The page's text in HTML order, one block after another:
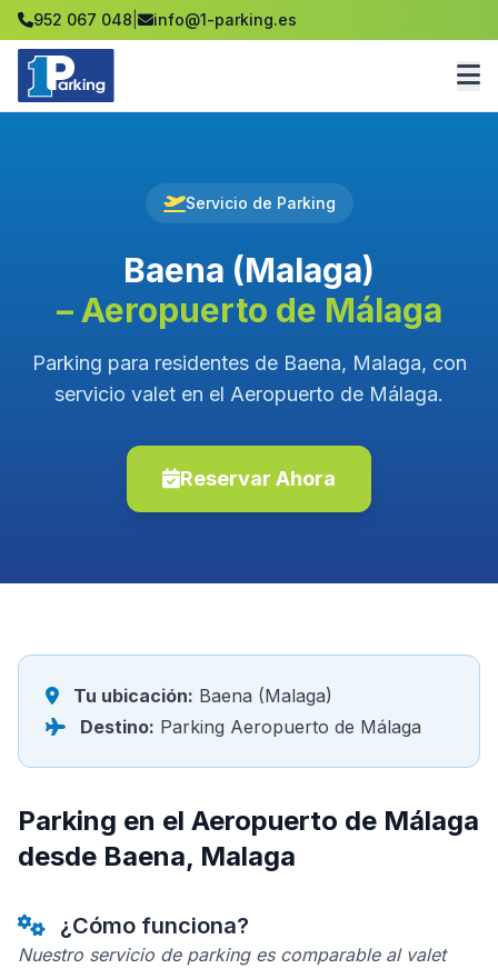
952 067 048 info@1-parking.es
Servicio de Parking
Baena (Malaga)
– Aeropuerto de Málaga
Parking para residentes de Baena, Malaga, con
servicio valet en el Aeropuerto de Málaga.
Reservar Ahora
Tu ubicación: Baena (Malaga)
Destino: Parking Aeropuerto de Málaga
Parking en el Aeropuerto de Málaga
desde Baena, Malaga
¿Cómo funciona?
Nuestro servicio de parking es comparable al valet